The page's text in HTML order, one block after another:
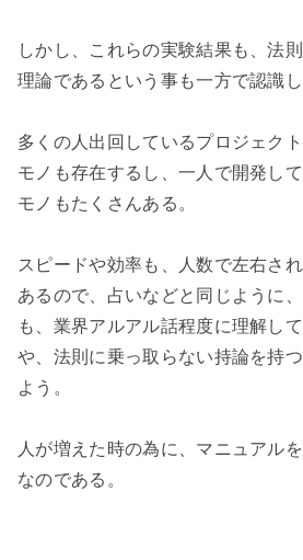
しかし、これらの実験結果も、法
理論であるという事も一方で認識し
多くの人出回しているプロジェク
モノも存在するし、一人で開発し
モノもたくさんある。
スピードや効率も、人数で左右さ
あるので、占いなどと同じように
も、業界アルアル話程度に理解し
や、法則に乗っ取らない持論を持
よう。
人が増えた時の為に、マニュアル